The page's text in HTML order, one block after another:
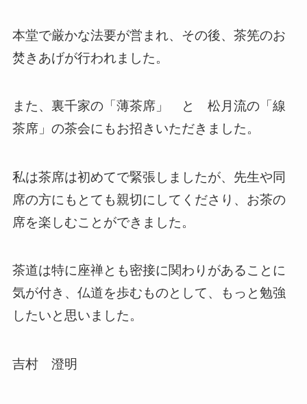
本堂で厳かな法要が営まれ、その後、茶筅のお
焚きあげが行われました。
また、裏千家の「薄茶席」 と 松月流の「線
茶席」の茶会にもお招きいただきました。
私は茶席は初めてで緊張しましたが、先生や同
席の方にもとても親切にしてくださり、お茶の
席を楽しむことができました。
茶道は特に座禅とも密接に関わりがあることに
気が付き、仏道を歩むものとして、もっと勉強
したいと思いました。
吉村 澄明